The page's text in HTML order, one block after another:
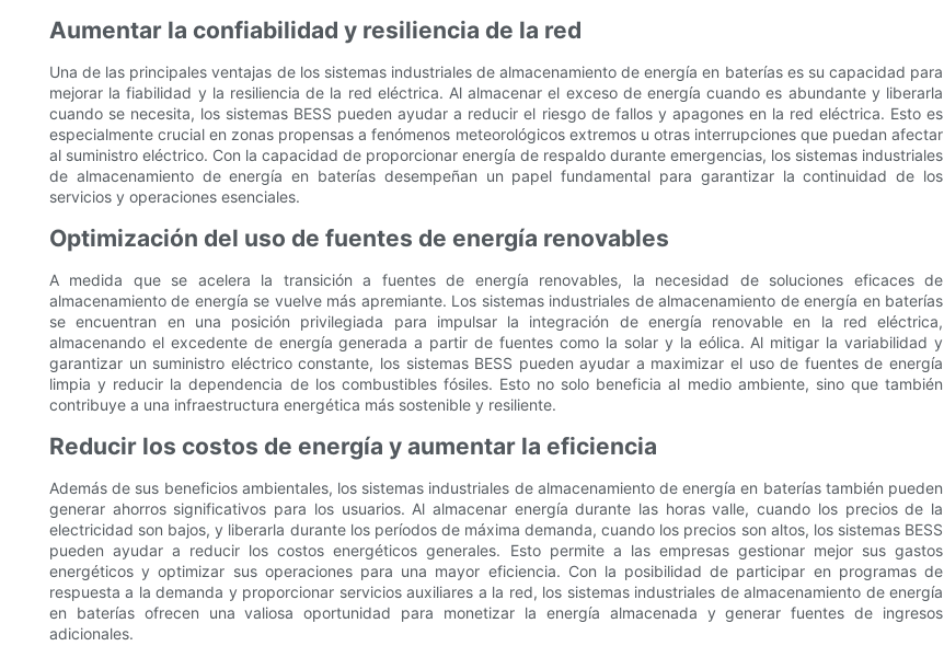
Aumentar la confiabilidad y resiliencia de la red
Una de las principales ventajas de los sistemas industriales de almacenamiento de energía en baterías es su capacidad para
mejorar la fiabilidad y la resiliencia de la red eléctrica. Al almacenar el exceso de energía cuando es abundante y liberarla
cuando se necesita, los sistemas BESS pueden ayudar a reducir el riesgo de fallos y apagones en la red eléctrica. Esto es
especialmente crucial en zonas propensas a fenómenos meteorológicos extremos u otras interrupciones que puedan afectar
al suministro eléctrico. Con la capacidad de proporcionar energía de respaldo durante emergencias, los sistemas industriales
de almacenamiento de energía en baterías desempeñan un papel fundamental para garantizar la continuidad de los
servicios y operaciones esenciales.
Optimización del uso de fuentes de energía renovables
A medida que se acelera la transición a fuentes de energía renovables, la necesidad de soluciones eficaces de
almacenamiento de energía se vuelve más apremiante. Los sistemas industriales de almacenamiento de energía en baterías
se encuentran en una posición privilegiada para impulsar la integración de energía renovable en la red eléctrica,
almacenando el excedente de energía generada a partir de fuentes como la solar y la eólica. Al mitigar la variabilidad y
garantizar un suministro eléctrico constante, los sistemas BESS pueden ayudar a maximizar el uso de fuentes de energía
limpia y reducir la dependencia de los combustibles fósiles. Esto no solo beneficia al medio ambiente, sino que también
contribuye a una infraestructura energética más sostenible y resiliente.
Reducir los costos de energía y aumentar la eficiencia
Además de sus beneficios ambientales, los sistemas industriales de almacenamiento de energía en baterías también pueden
generar ahorros significativos para los usuarios. Al almacenar energía durante las horas valle, cuando los precios de la
electricidad son bajos, y liberarla durante los períodos de máxima demanda, cuando los precios son altos, los sistemas BESS
pueden ayudar a reducir los costos energéticos generales. Esto permite a las empresas gestionar mejor sus gastos
energéticos y optimizar sus operaciones para una mayor eficiencia. Con la posibilidad de participar en programas de
respuesta a la demanda y proporcionar servicios auxiliares a la red, los sistemas industriales de almacenamiento de energía
en baterías ofrecen una valiosa oportunidad para monetizar la energía almacenada y generar fuentes de ingresos
adicionales.